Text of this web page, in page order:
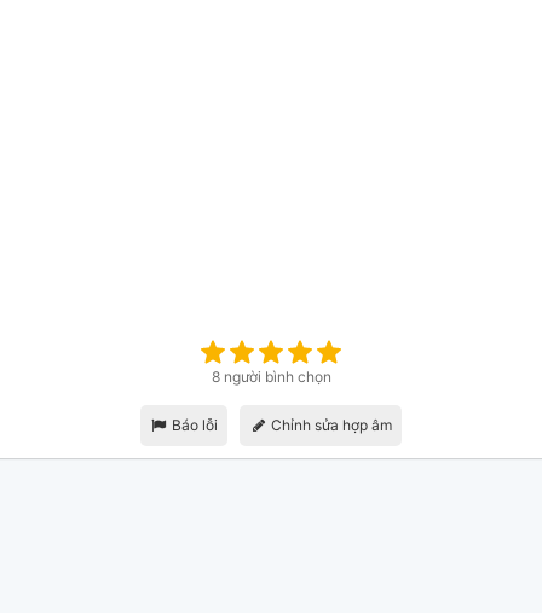
8 người bình chọn
Báo lỗi Chỉnh sửa hợp âm